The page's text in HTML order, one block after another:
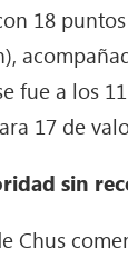
18
fue a los
17 de
sin
Chus